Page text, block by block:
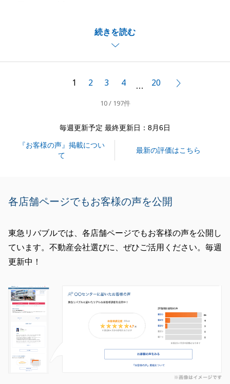
続きを読む
分、お引越し等、心身ともにご負担も大きかったと存
じますが、無事にお引き渡しを終えることができ、私
も非常に嬉しく思っております。
かった」とのこと、温かいお言葉が非常に励みになり
も不動産に関しお困りのことがあれば、いつでもお気
軽にご連絡くださいませ。
今後とも何卒よろしくお願い申し上げます。
閉じる
1 2 3 4 … 20
10 / 197件
毎週更新予定 最終更新日：8月6日
『お客様の声』掲載につい
て
最新の評価はこちら
各店舗ページでもお客様の声を公開
東急リバブルでは、各店舗ページでもお客様の声を公開し
ています。不動産会社選びに、ぜひご活用ください。毎週
更新中！